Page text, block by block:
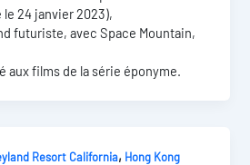
24 janvier 2023),
futuriste, avec Space Mountain,
aux films de la série éponyme.
Resort California, Hong Kong